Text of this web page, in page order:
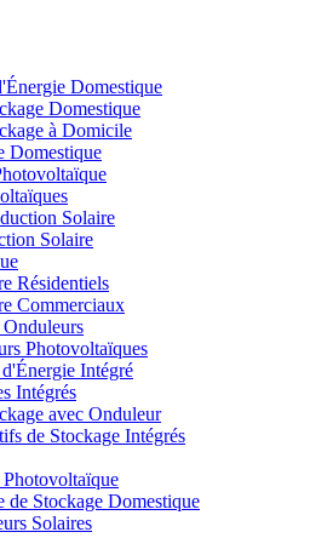
Domestique
Domestique
à Domicile
Domestique
Solaire
Solaire
Résidentiels
Commerciaux
Photovoltaïques
Intégré
Intégrés
avec Onduleur
de Stockage Intégrés
de Stockage Domestique
Solaires